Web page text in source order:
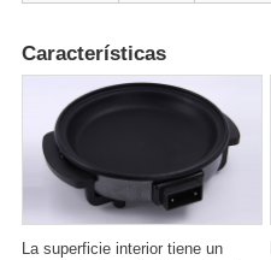
Características
La superficie interior tiene un